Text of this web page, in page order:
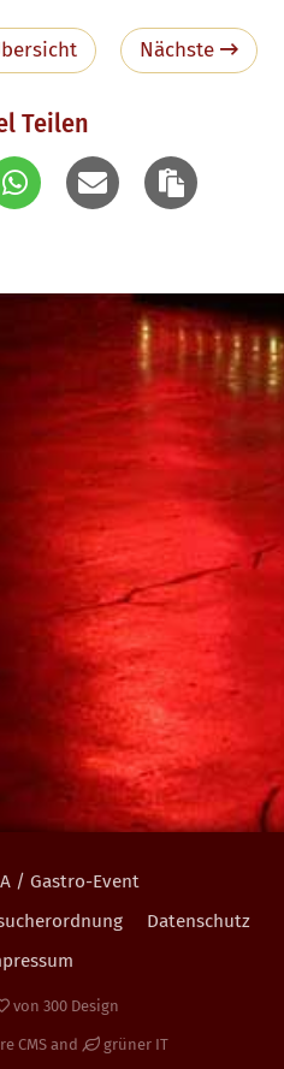
Nächste
Teilen
/ Gastro-Event
Datenschutz
von 300 Design
CMSand grüner IT